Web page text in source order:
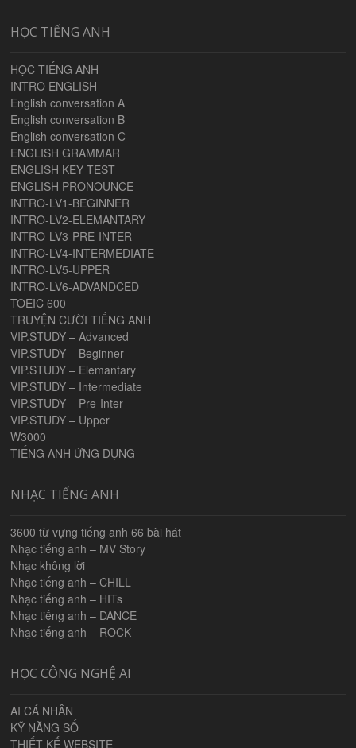
HỌC TIẾNG ANH
HỌC TIẾNG ANH
INTRO ENGLISH
English conversation A
English conversation B
English conversation C
ENGLISH GRAMMAR
ENGLISH KEY TEST
ENGLISH PRONOUNCE
INTRO-LV1-BEGINNER
INTRO-LV2-ELEMANTARY
INTRO-LV3-PRE-INTER
INTRO-LV4-INTERMEDIATE
INTRO-LV5-UPPER
INTRO-LV6-ADVANDCED
TOEIC 600
TRUYỆN CƯỜI TIẾNG ANH
VIP.STUDY – Advanced
VIP.STUDY – Beginner
VIP.STUDY – Elemantary
VIP.STUDY – Intermediate
VIP.STUDY – Pre-Inter
VIP.STUDY – Upper
W3000
TIẾNG ANH ỨNG DỤNG
NHẠC TIẾNG ANH
3600 từ vựng tiếng anh 66 bài hát
Nhạc tiếng anh – MV Story
Nhạc không lời
Nhạc tiếng anh – CHILL
Nhạc tiếng anh – HITs
Nhạc tiếng anh – DANCE
Nhạc tiếng anh – ROCK
HỌC CÔNG NGHỆ AI
AI CÁ NHÂN
KỸ NĂNG SỐ
THIẾT KẾ WEBSITE